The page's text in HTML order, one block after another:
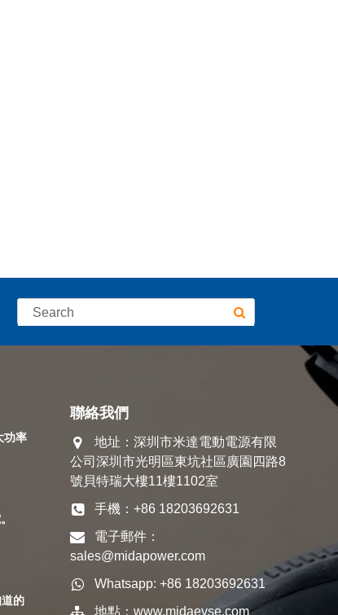
功率
的
聯絡我們
地址：深圳市米達電動電源有限
公司深圳市光明區東坑社區廣園四路8
號貝特瑞大樓11樓1102室
手機：+86 18203692631
電子郵件：
sales@midapower.com
Whatsapp: +86 18203692631
地點：www.midaevse.com